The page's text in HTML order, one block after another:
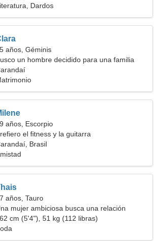
Dardos
años, Géminis
un hombre decidido para una familia
años, Escorpio
el fitness y la guitarra
Brasil
años, Tauro
mujer ambiciosa busca una relación
cm (5'4"), 51 kg (112 libras)